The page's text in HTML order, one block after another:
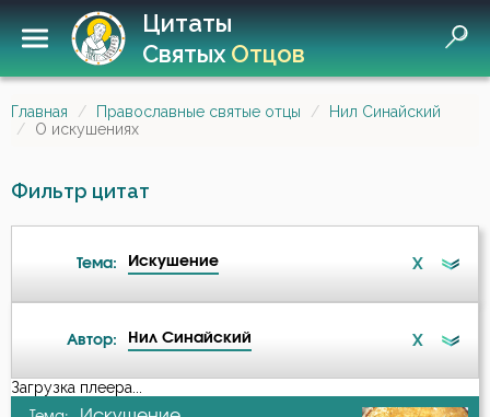
Цитаты
СвятыхОтцов
Главная Православные святые отцы
Нил Синайский
О искушениях
Фильтр цитат
Тема: Искушение X
Ангел
Автор: Нил Синайский X
А-я
Загрузка плеера...